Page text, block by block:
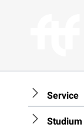
Service
Studium